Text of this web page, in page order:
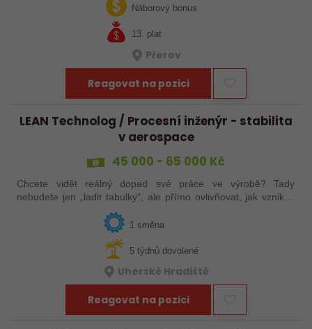
Náborový bonus
13. plat
Přerov
Reagovat na pozici
LEAN Technolog / Procesní inženýr - stabilita
v aerospace
45 000 - 65 000 Kč
Chcete vidět reálný dopad své práce ve výrobě? Tady
nebudete jen „ladit tabulky“, ale přímo ovlivňovat, jak vznikají
špičkové produkty pro letectví, obrněnou techniku nebo
dopravní systémy. Hledáme…
1 směna
5 týdnů dovolené
Uherské Hradiště
Reagovat na pozici